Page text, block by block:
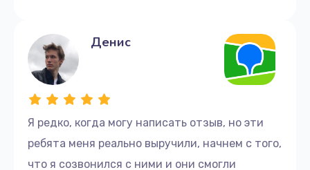
решение для любой проблемы, связанной с вашим
серверным оборудованием.
Забота о вашей IT-инфраструктуре начинается
здесь. Обратитесь к нам уже сегодня!
Я редко, когда могу написать отзыв, но эти
ребята меня реально выручили, начнем с того,
что я созвонился с ними и они смогли
Денис